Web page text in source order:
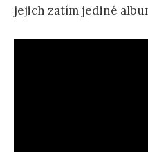
jejich zatím jediné